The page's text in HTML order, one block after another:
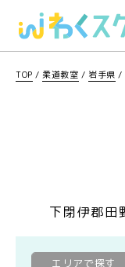
TOP / 柔道教室 / 岩手県 /
下閉伊郡田
エリアで探す